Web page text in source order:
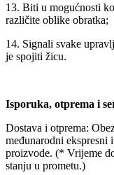
13. Biti u mogućnosti
različite oblike obratka;
14. Signali svake
je spojiti žicu.
Isporuka, otprema i
Dostava i otprema:
međunarodni ekspresni
proizvode. (* Vrijeme
stanju u prometu.)